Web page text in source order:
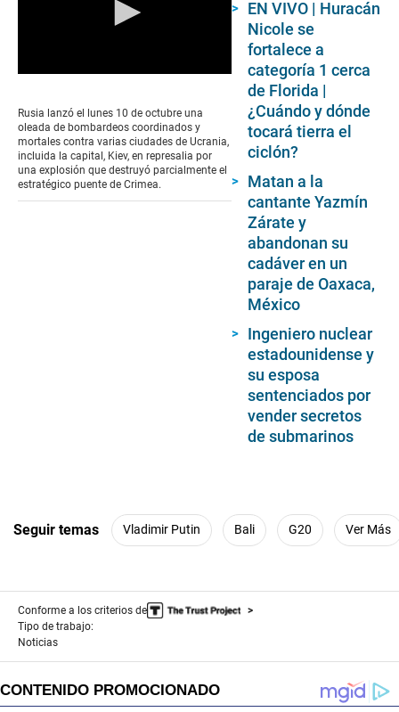
of
0
seconds
Rusia lanzó el lunes 10 de octubre una
oleada de bombardeos coordinados y
mortales contra varias ciudades de Ucrania,
incluida la capital, Kiev, en represalia por
una explosión que destruyó parcialmente el
estratégico puente de Crimea.
EN VIVO | Huracán
Nicole se
fortalece a
categoría 1 cerca
de Florida |
¿Cuándo y dónde
tocará tierra el
ciclón?
Matan a la
cantante Yazmín
Zárate y
abandonan su
cadáver en un
paraje de Oaxaca,
México
Ingeniero nuclear
estadounidense y
su esposa
sentenciados por
vender secretos
de submarinos
Seguir temas Vladimir Putin Bali G20 Ver Más
Conforme a los criterios de
Tipo de trabajo:
Noticias